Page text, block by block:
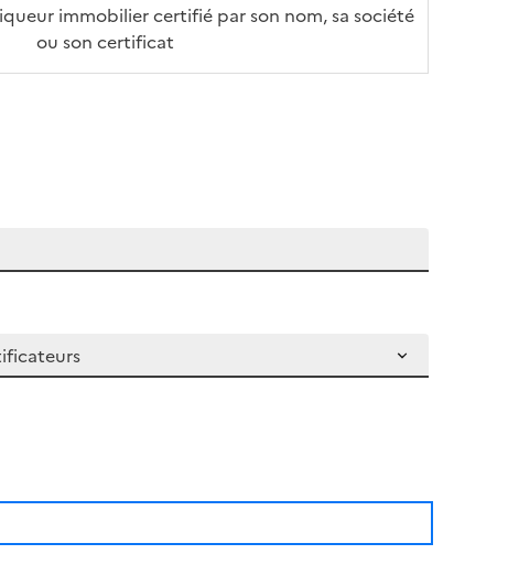
immobilier certifié par son nom, sa société
ou son certificat